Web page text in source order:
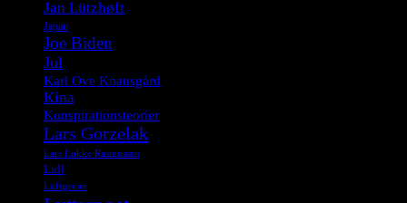
Jan Lützhøft
Japan
Joe Biden
Jul
Karl Ove Knausgård
Kina
Konspirationsteorier
Lars Gorzelak
Lars Løkke Rasmussen
Lidl
Luftgevær